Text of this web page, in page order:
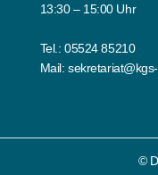
13:30 – 15:00 Uhr
Tel.:05524 85210
Mail:
©